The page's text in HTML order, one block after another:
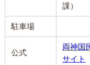
課）
駐車場
公式
両神国
サイト